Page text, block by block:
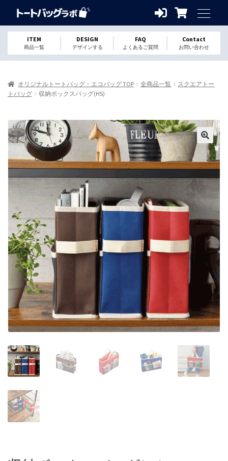
ITEM
商品一覧
DESIGN
デザインする
FAQ
よくあるご質問
Contact
お問い合わせ
オリジナルトートバッグ・エコバッグ TOP 全商品一覧
スクエアトー
トバッグ
収納ボックスバッグ(HS)
🔍